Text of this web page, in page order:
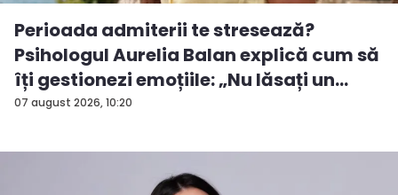
07 august 2026, 10:20
Perioada admiterii te stresează?
Psihologul Aurelia Balan explică cum să
îți gestionezi emoțiile: „Nu lăsați un
rezu...